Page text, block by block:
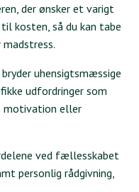
der ønsker et varigt
kosten, så du kan tabe
uhensigtsmæssige
udfordringer som
motivation eller
ved fællesskabet
personlig rådgivning,